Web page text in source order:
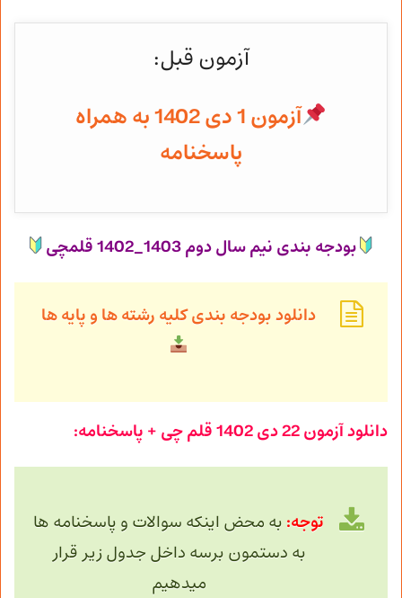
آزمون قبل:
آزمون 1 دی 1402 به همراه
پاسخنامه
بودجه بندی نیم سال دوم 1403_1402 قلمچی
دانلود بودجه بندی کلیه رشته ها و پایه ها
دانلود آزمون22 دی
توجه: به محض اینکه سوالات و پاسخنامه ها
به دستمون برسه داخل جدول زیر قرار
میدهیم